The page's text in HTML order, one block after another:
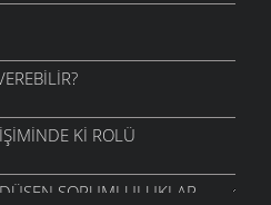
KI ROLÜ
SORUMLULUKLAR